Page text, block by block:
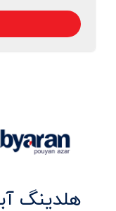
هلدینگ